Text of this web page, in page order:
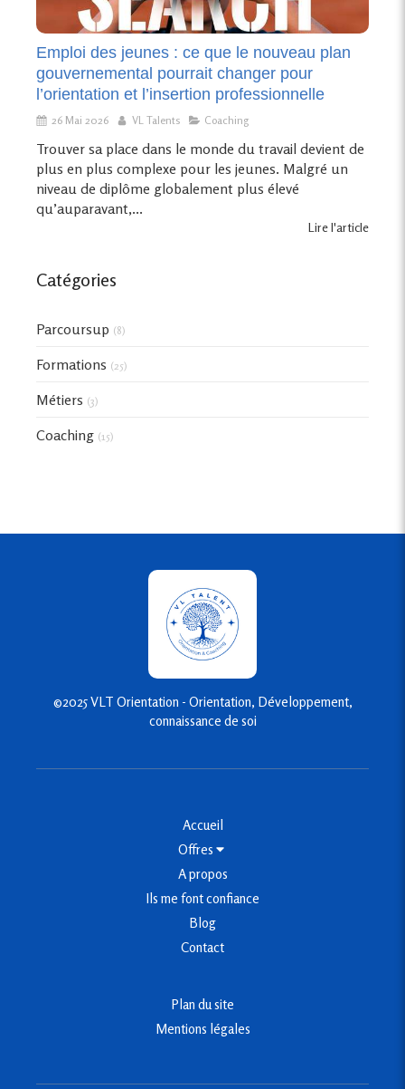
Emploi des jeunes : ce que le nouveau plan
gouvernemental pourrait changer pour
l’orientation et l’insertion professionnelle
26 Mai 2026 VL Talents Coaching
Trouver sa place dans le monde du travail devient de
plus en plus complexe pour les jeunes. Malgré un
niveau de diplôme globalement plus élevé
qu’auparavant,...
Lire l'article
Catégories
Parcoursup (8)
Formations (25)
Métiers (3)
Coaching (15)
©2025 VLT Orientation - Orientation, Développement,
connaissance de soi
Accueil
Offres
A propos
Ils me font confiance
Blog
Contact
Plan du site
Mentions légales